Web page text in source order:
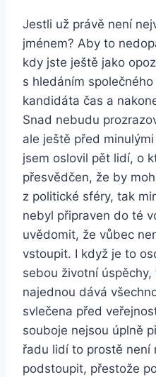
Jestli už právě není
jménem? Aby to
kdy jste ještě jako
s hledáním
kandidáta čas a
Snad nebudu
ale ještě před
jsem oslovil pět lidí, o
přesvědčen, že by
z politické sféry, tak
nebyl připraven do té
uvědomit, že vůbec
vstoupit. I když je to
sebou životní
najednou dává
svlečena před
souboje nejsou úplně
řadu lidí to prostě není
podstoupit, přestože